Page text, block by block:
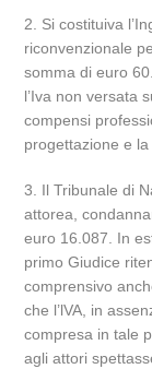
2. Si costituiva
riconvenzionale
somma di euro
l’Iva non versata
compensi
progettazione e la
3. Il Tribunale di
attorea,
euro 16.087. In
primo Giudice
comprensivo
che l’lVA, in
compresa in tale
agli attori